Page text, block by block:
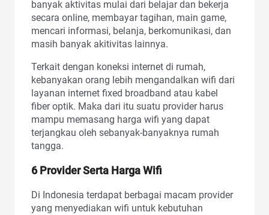
banyak aktivitas mulai dari belajar dan bekerja
secara online, membayar tagihan, main game,
mencari informasi, belanja, berkomunikasi, dan
masih banyak akitivitas lainnya.
Terkait dengan koneksi internet di rumah,
kebanyakan orang lebih mengandalkan wifi dari
layanan internet fixed broadband atau kabel
fiber optik. Maka dari itu suatu provider harus
mampu memasang harga wifi yang dapat
terjangkau oleh sebanyak-banyaknya rumah
tangga.
6 Provider Serta Harga Wifi
Di Indonesia terdapat berbagai macam provider
yang menyediakan wifi untuk kebutuhan